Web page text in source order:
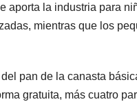
aporta la industria para
mientras que los
pan de la canasta
gratuita, más cuatro